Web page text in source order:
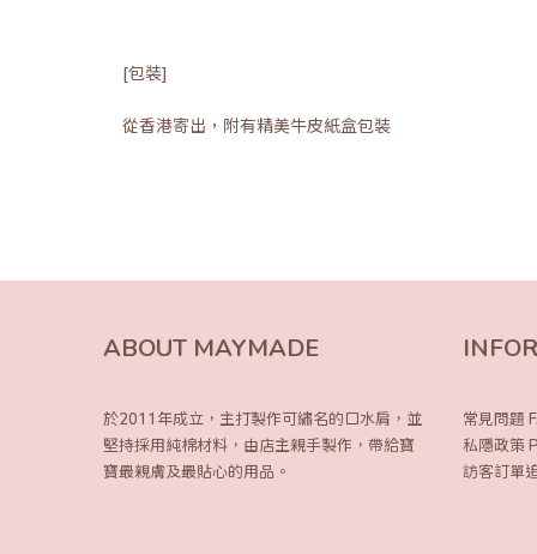
[包裝]
從香港寄出，附有精美牛皮紙盒包裝
ABOUT MAYMADE
於2011年成立，主打製作可繡名的口水肩， 並
堅持採用純棉材料，由店主親手製作， 帶給寶
寶最親膚及最貼心的用品。
常見問題
私隱政策
訪客訂單